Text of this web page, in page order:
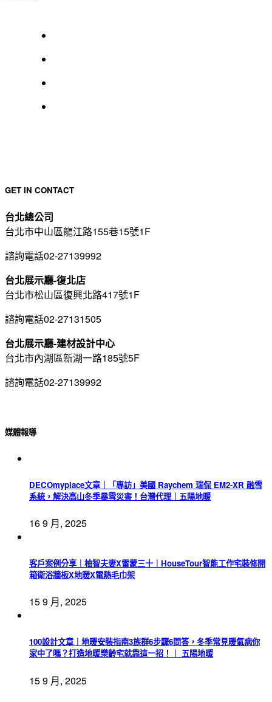
GET IN CONTACT
台北總公司
台北市中山區龍江路155巷15號1F
諮詢電話02-27139992
台北展示廳-復北店
台北市松山區復興北路417號1F
諮詢電話02-27131505
台北展示廳-建材設計中心
台北市內湖區新湖一路185號5F
諮詢電話02-27139992
媒體報導
DECOmyplace文章｜「專訪」美國 Raychem 瑞侃 EM2-XR 融雪
系統，解決高山冬季暴雪災害！台灣代理｜五陽地暖
16 9 月, 2025
客戶案例分享｜柚智夫妻X雷蒙三十｜HouseTour智能工作宅裝修開
箱衛浴牆板X地暖X電熱毛巾架
15 9 月, 2025
100設計文章｜地暖安裝指南3族群6步驟6問答，冬季常見暖氣病你
家中了嗎？打造地暖樂齡宅就靠這一招！｜ 五陽地暖
15 9 月, 2025